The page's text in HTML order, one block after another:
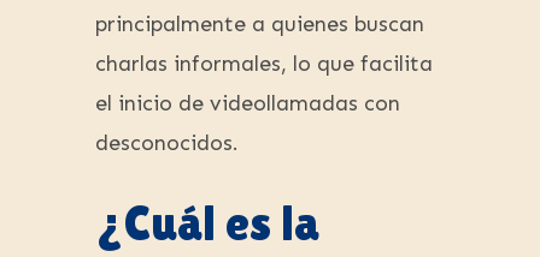
principalmente a quienes buscan
charlas informales, lo que facilita
el inicio de videollamadas con
desconocidos.
¿Cuál es la